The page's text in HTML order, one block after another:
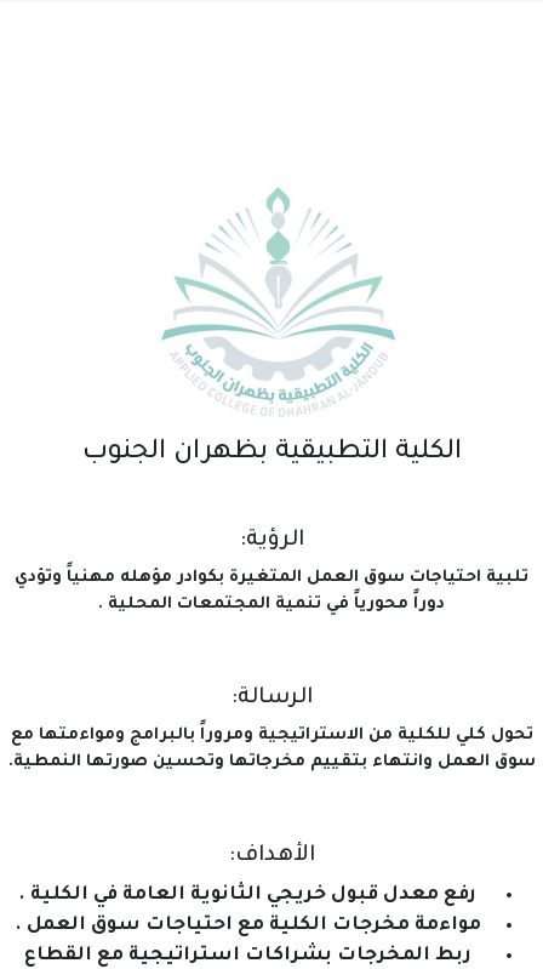
الكلية التطبيقية بظهران الجنوب
​الرؤية:
تلبية احتياجات سوق العمل المتغيرة بكوادر مؤهله مهنياً وتؤدي
دوراً محورياً في تنمية المجتمعات المحلية .
الرسالة:
تحول كلي للكلية من الاستراتيجية ومروراً بالبرامج ومواءمتها مع
سوق العمل وانتهاء بتقييم مخرجاتها وتحسين صورتها النمطية.
الأهداف:
رفع معدل قبول خريجي الثانوية العامة في الكلية .
مواءمة مخرجات الكلية مع احتياجات سوق العمل .
ربط المخرجات بشراكات استراتيجية مع القطاع